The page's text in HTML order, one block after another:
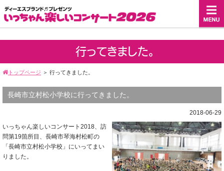
行ってきました。
トップページ ＞ 行ってきました。
長崎市立村松小学校に行ってきました。
2018-06-29
いっちゃん楽しいコンサート2018、訪
問第19箇所目、長崎市琴海村松町の
「長崎市立村松小学校」にいってまい
りました。